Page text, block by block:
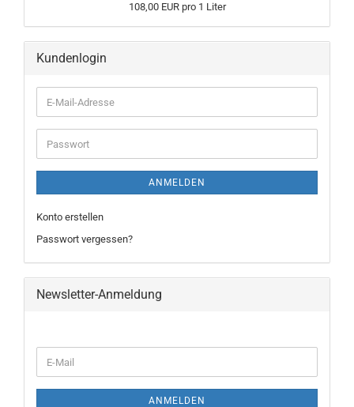
108,00 EUR pro 1 Liter
Kundenlogin
ANMELDEN
Konto erstellen
Passwort vergessen?
Newsletter-Anmeldung
ANMELDEN